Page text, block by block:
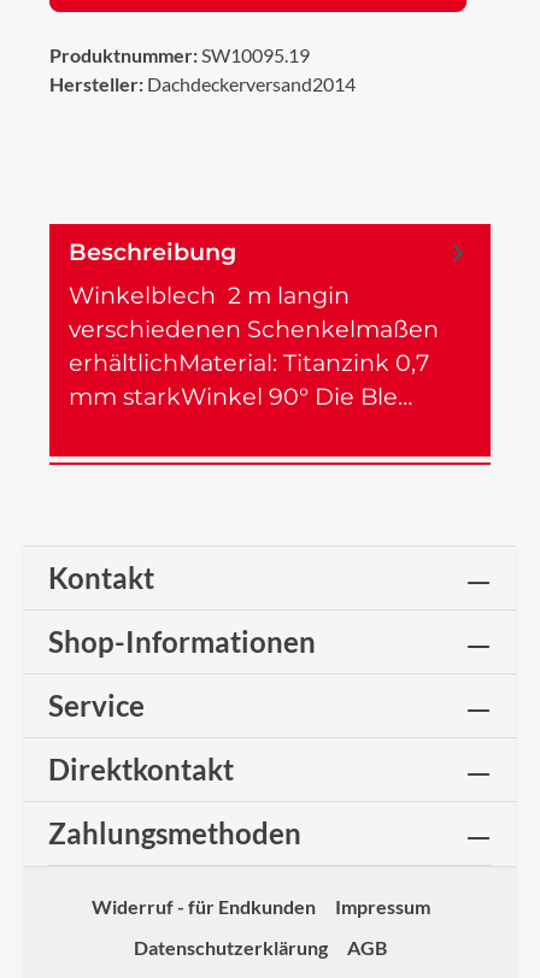
Produktnummer:SW10095.19
Hersteller: Dachdeckerversand2014
Beschreibung
Winkelblech 2 m langin
verschiedenen Schenkelmaßen
erhältlichMaterial: Titanzink 0,7
mm starkWinkel 90° Die Ble…
Kontakt
Shop-Informationen
Service
Direktkontakt
Zahlungsmethoden
Widerruf - für Endkunden
Impressum
Datenschutzerklärung
AGB